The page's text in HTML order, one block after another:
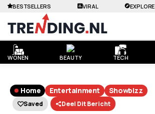
WONEN BEAUTY TECH
BESTSELLERS VIRAL EXPLORE
Home Entertainment Showbizz
Saved Deel Dit Bericht